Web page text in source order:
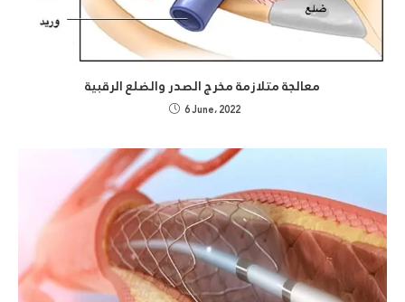
معالجة متلازمة مخرج الصدر والضلع الرقبية
6 June، 2022